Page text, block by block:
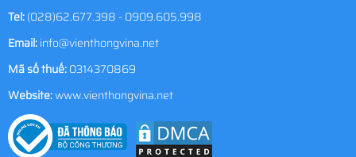
Tel:(028)62.677.398 - 0909.605.998
Email:info@vienthongvina.net
Mã số thuế:0314370869
Website:www.vienthongvina.net